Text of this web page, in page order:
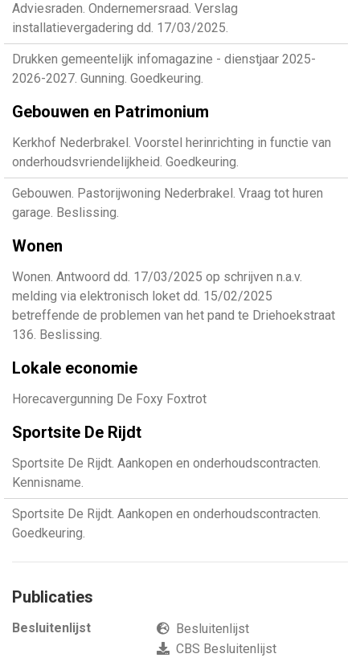
Adviesraden. Ondernemersraad. Verslag
installatievergadering dd. 17/03/2025.
Drukken gemeentelijk infomagazine - dienstjaar 2025-
2026-2027. Gunning. Goedkeuring.
Gebouwen en Patrimonium
Kerkhof Nederbrakel. Voorstel herinrichting in functie van
onderhoudsvriendelijkheid. Goedkeuring.
Gebouwen. Pastorijwoning Nederbrakel. Vraag tot huren
garage. Beslissing.
Wonen
Wonen. Antwoord dd. 17/03/2025 op schrijven n.a.v.
melding via elektronisch loket dd. 15/02/2025
betreffende de problemen van het pand te Driehoekstraat
136. Beslissing.
Lokale economie
Horecavergunning De Foxy Foxtrot
Sportsite De Rijdt
Sportsite De Rijdt. Aankopen en onderhoudscontracten.
Kennisname.
Sportsite De Rijdt. Aankopen en onderhoudscontracten.
Goedkeuring.
Publicaties
Besluitenlijst
Besluitenlijst
CBS Besluitenlijst